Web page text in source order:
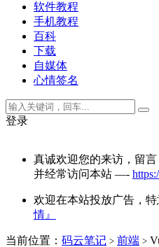
软件教程
手机教程
百科
下载
自媒体
心情签名
登录
真诚欢迎您的来访，留
并经常访问本站 —-
欢迎在本站投放广告，
情』
当前位置： 码云笔记 > 前端 >